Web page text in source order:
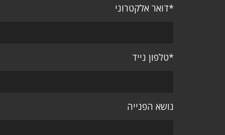
*דואר אלקטרוני
*טלפון נייד
נושא הפנייה